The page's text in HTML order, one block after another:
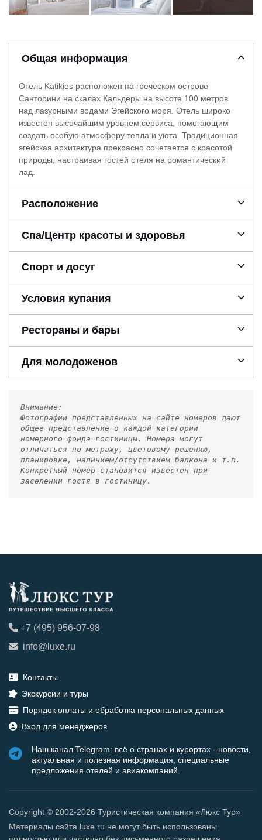
Общая информация
Отель Katikies расположен на греческом острове
Санторини на скалах Кальдеры на высоте 100 метров
над лазурными водами Эгейского моря. Отель широко
известен высочайшим уровнем сервиса, помогающим
создать особую атмосферу тепла и уюта. Традиционная
эгейская архитектура прекрасно сочетается с красотой
природы, настраивая гостей отеля на романтический
лад.
Расположение
Спа/Центр красоты и здоровья
Спорт и досуг
Условия купания
Рестораны и бары
Для молодоженов
Внимание:
Фотографии представленных на сайте номеров дают
общее представление о каждой категории
номерного фонда гостиницы. Номера могут
отличаться по метражу, цветовому решению,
планировке, наличием/отсутствием балкона и т.п.
Конкретный номер становится известен при
заселении гостя в гостиницу.
+7 (495) 956-07-98
info@luxe.ru
Контакты
Экскурсии и туры
Порядок оплаты и обработка персональных данных
Вход для менеджеров
Наш канал Telegram: всё о странах и курортах - новости,
актуальная и полезная информация, специальные
предложения отелей и авиакомпаний.
Copyright © 2002-2026 Туристическая компания «Люкс Тур»
Материалы сайта luxe.ru не могут быть использованы